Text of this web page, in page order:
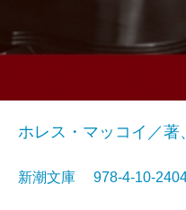
ホレス・マッコイ／著
新潮文庫 978-4-10-